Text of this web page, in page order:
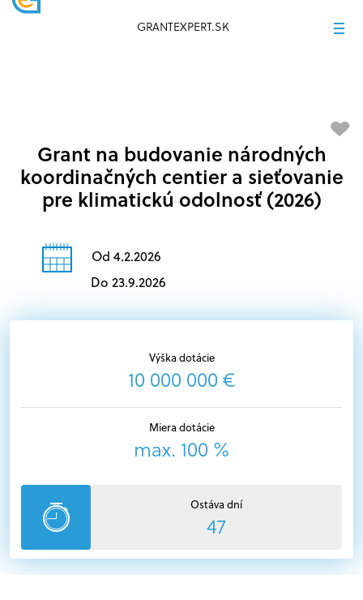
GRANTEXPERT.SK
Výška dotácie
10 000 000 €
Miera dotácie
max. 100 %
Ostáva dní
47
Grant na budovanie národných
koordinačných centier a sieťovanie
pre klimatickú odolnosť (2026)
Od 4.2.2026
Do 23.9.2026